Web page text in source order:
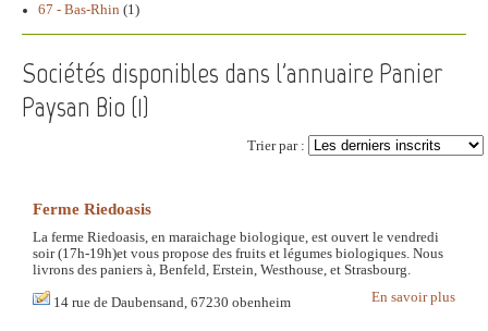
67 - Bas-Rhin (1)
Sociétés disponibles dans l'annuaire Panier
Paysan Bio (1)
Trier par :
Ferme Riedoasis
La ferme Riedoasis, en maraichage biologique, est ouvert le vendredi
soir (17h-19h)et vous propose des fruits et légumes biologiques. Nous
livrons des paniers à, Benfeld, Erstein, Westhouse, et Strasbourg.
En savoir plus
14 rue de Daubensand, 67230 obenheim